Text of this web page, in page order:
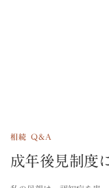
相続 Q&A
成年後見制度